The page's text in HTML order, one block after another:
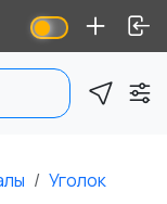
Уголок